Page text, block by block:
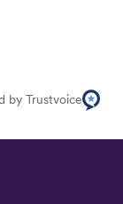
by Trustvoice